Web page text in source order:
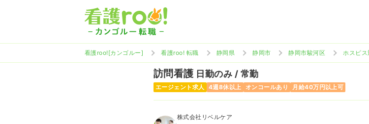
看護roo![カンゴルー] 看護roo! 転職 静岡県 静岡市 静岡市駿河区 ホスピ
訪問看護 日勤のみ / 常勤
エージェント求人 4週8休以上 オンコールあり 月給40万円以上可
株式会社リベルケア